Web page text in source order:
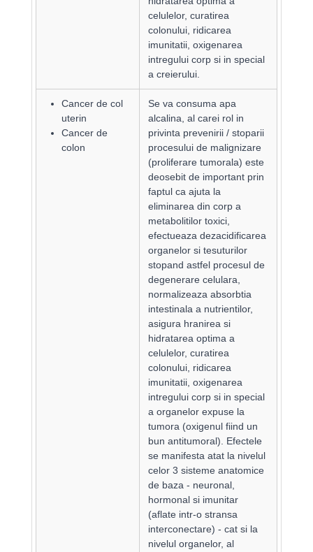
celulelor, curatirea
colonului, ridicarea
imunitatii, oxigenarea
intregului corp si in special
a creierului.
Cancer de col
uterin
Cancer de
colon
Se va consuma apa
alcalina, al carei rol in
privinta prevenirii / stoparii
procesului de malignizare
(proliferare tumorala) este
deosebit de important prin
faptul ca ajuta la
eliminarea din corp a
metabolitilor toxici,
efectueaza dezacidificarea
organelor si tesuturilor
stopand astfel procesul de
degenerare celulara,
normalizeaza absorbtia
intestinala a nutrientilor,
asigura hranirea si
hidratarea optima a
celulelor, curatirea
colonului, ridicarea
imunitatii, oxigenarea
intregului corp si in special
a organelor expuse la
tumora (oxigenul fiind un
bun antitumoral). Efectele
se manifesta atat la nivelul
celor 3 sisteme anatomice
de baza - neuronal,
hormonal si imunitar
(aflate intr-o stransa
interconectare) - cat si la
nivelul organelor, al